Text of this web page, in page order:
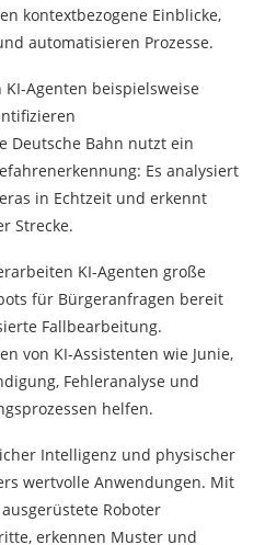
kontextbezogene Einblicke,
automatisieren Prozesse.
Agenten beispielsweise
Deutsche Bahn nutzt ein
Es analysiert
in Echtzeit und erkennt
Strecke.
KI-Agenten große
für Bürgeranfragen bereit
Fallbearbeitung.
von KI-Assistenten wie Junie,
Fehleranalyse und
helfen.
Intelligenz und physischer
wertvolle Anwendungen. Mit
Roboter
erkennen Muster und